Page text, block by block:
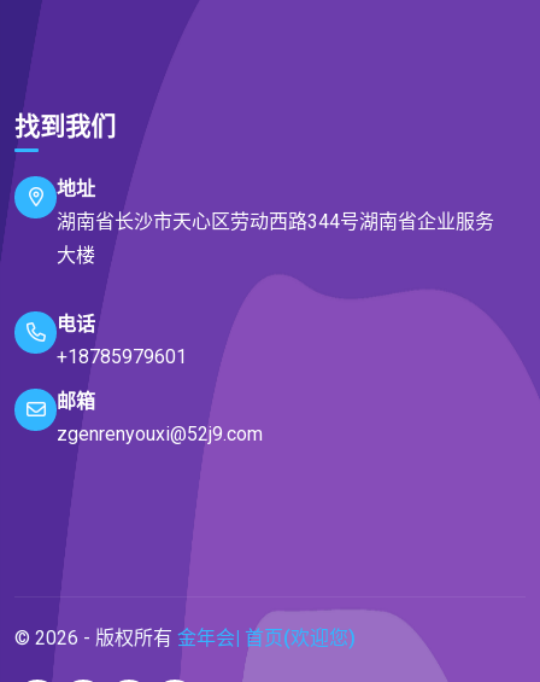
找到我们
地址
湖南省长沙市天心区劳动西路344号湖南省企业服务
大楼
电话
+18785979601
邮箱
zgenrenyouxi@52j9.com
© 2026 - 版权所有 金年会| 首页(欢迎您)